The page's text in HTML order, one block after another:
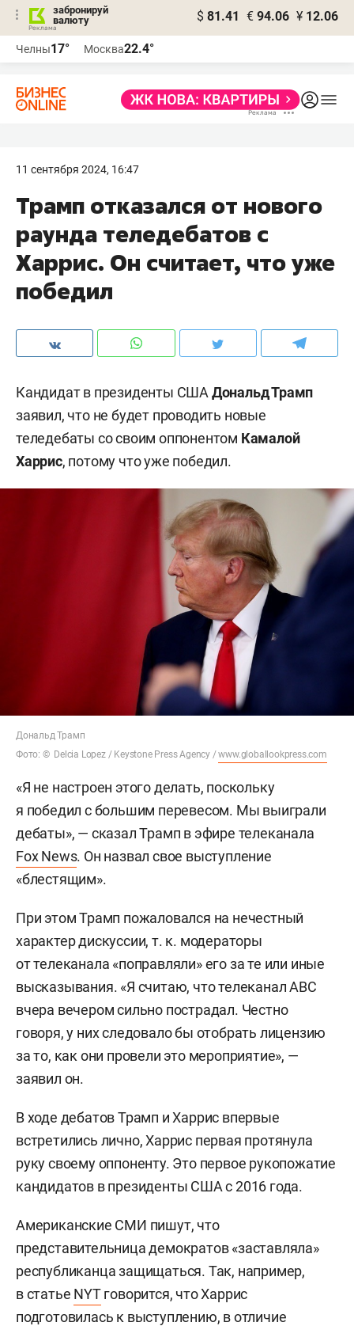
забронируй
валюту
$ 81.41 € 94.06 ¥ 12.06
Челны17° Москва22.4°
11 сентября 2024, 16:47
Трамп отказался от нового
раунда теледебатов с
Харрис. Он считает, что уже
победил
Кандидат в президенты США Дональд Трамп
заявил, что не будет проводить новые
теледебаты со своим оппонентом Камалой
Харрис, потому что уже победил.
Дональд Трамп
Фото: © Delcia Lopez / Keystone Press Agency /www.globallookpress.com
«Я не настроен этого делать, поскольку
я победил с большим перевесом. Мы выиграли
дебаты», — сказал Трамп в эфире телеканала
Fox News. Он назвал свое выступление
«блестящим».
При этом Трамп пожаловался на нечестный
характер дискуссии, т. к. модераторы
от телеканала «поправляли» его за те или иные
высказывания. «Я считаю, что телеканал ABC
вчера вечером сильно пострадал. Честно
говоря, у них следовало бы отобрать лицензию
за то, как они провели это мероприятие», —
заявил он.
В ходе дебатов Трамп и Харрис впервые
встретились лично, Харрис первая протянула
руку своему оппоненту. Это первое рукопожатие
кандидатов в президенты США с 2016 года.
Американские СМИ пишут, что
представительница демократов «заставляла»
республиканца защищаться. Так, например,
в статье NYTговорится, что Харрис
подготовилась к выступлению, в отличие